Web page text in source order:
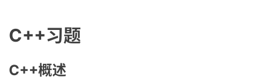
C++习题
C++概述